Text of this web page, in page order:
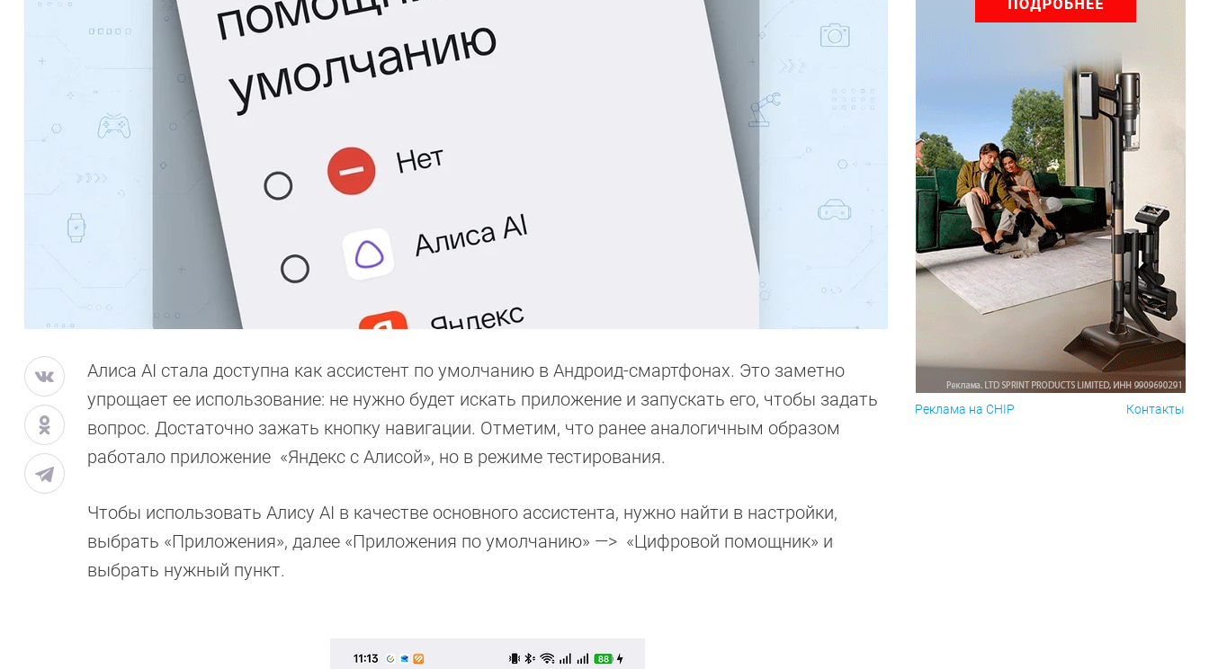
Алиса AI стала доступна как ассистент по умолчанию в Андроид-смартфонах. Это заметно
упрощает ее использование: не нужно будет искать приложение и запускать его, чтобы задать
вопрос. Достаточно зажать кнопку навигации. Отметим, что ранее аналогичным образом
работало приложение «Яндекс с Алисой», но в режиме тестирования.
Чтобы использовать Алису AI в качестве основного ассистента, нужно найти в настройки,
выбрать «Приложения», далее «Приложения по умолчанию» —> «Цифровой помощник» и
выбрать нужный пункт.
Реклама на CHIP Контакты